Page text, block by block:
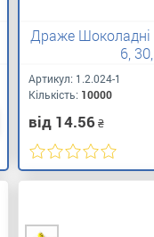
Драже Шоколадні
6,
Артикул: 1.2.024-1
Кількість: 10000
від 14.56 ₴